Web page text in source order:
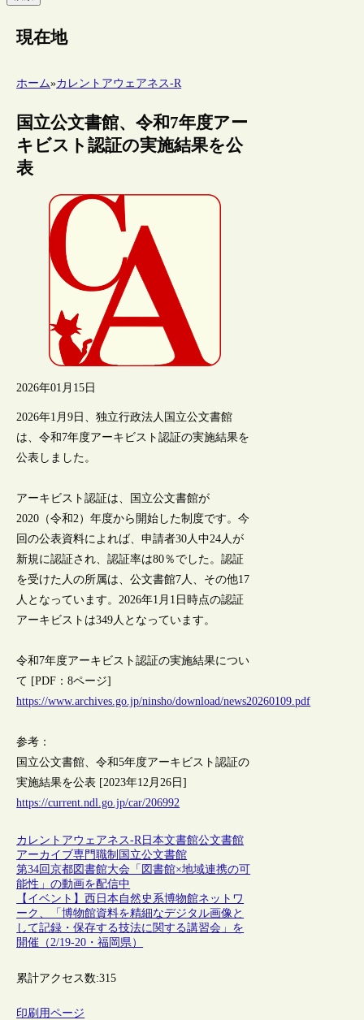
現在地
ホーム»カレントアウェアネス-R
国立公文書館、令和7年度アー
キビスト認証の実施結果を公
表
2026年01月15日
2026年1月9日、独立行政法人国立公文書館
は、令和7年度アーキビスト認証の実施結果を
公表しました。
アーキビスト認証は、国立公文書館が
2020（令和2）年度から開始した制度です。今
回の公表資料によれば、申請者30人中24人が
新規に認証され、認証率は80％でした。認証
を受けた人の所属は、公文書館7人、その他17
人となっています。2026年1月1日時点の認証
アーキビストは349人となっています。
令和7年度アーキビスト認証の実施結果につい
て [PDF：8ページ]
https://www.archives.go.jp/ninsho/download/news20260109.pdf
参考：
国立公文書館、令和5年度アーキビスト認証の
実施結果を公表 [2023年12月26日]
https://current.ndl.go.jp/car/206992
カレントアウェアネス-R日本文書館公文書館
アーカイブ専門職制 国立公文書館
第34回京都図書館大会「図書館×地域連携の可
能性」の動画を配信中
【イベント】西日本自然史系博物館ネットワ
ーク、「博物館資料を精細なデジタル画像と
して記録・保存する技法に関する講習会」を
開催（2/19-20・福岡県）
累計アクセス数:315
印刷用ページ